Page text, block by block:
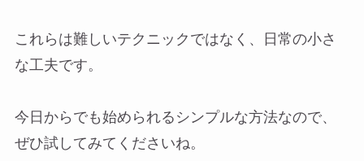
これらは難しいテクニックではなく、日常の小さ
な工夫です。
今日からでも始められるシンプルな方法なので、
ぜひ試してみてくださいね。